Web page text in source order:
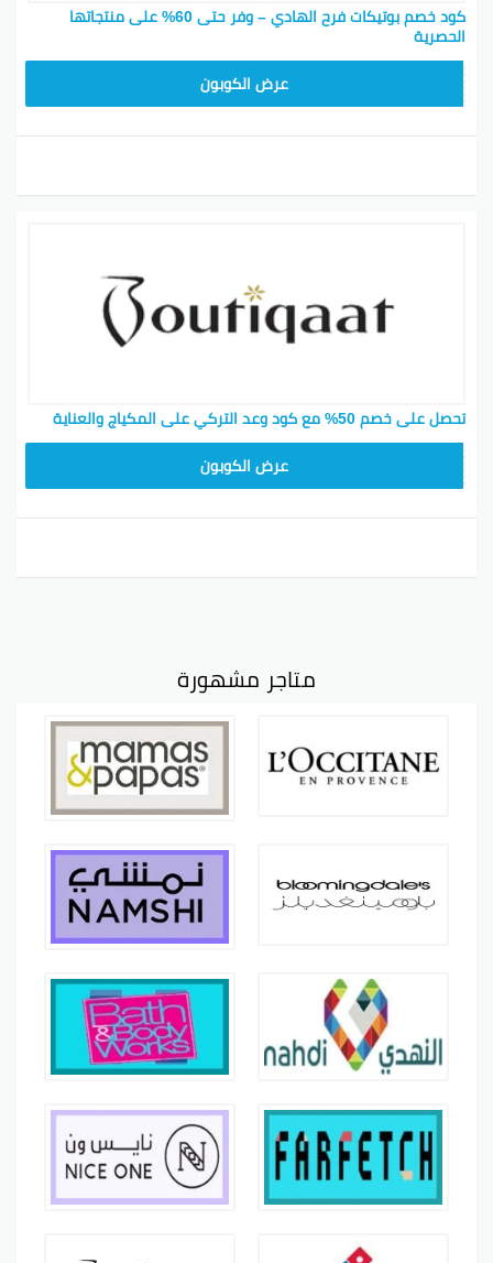
كود خصم بوتيكات فرح الهادي – وفر حتى 60% على منتجاتها
الحصرية
عرض الكوبون
تحصل على خصم 50% مع كود وعد التركي على المكياج والعناية
عرض الكوبون
متاجر مشهورة